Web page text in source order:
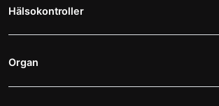
Hälsokontroller
Organ